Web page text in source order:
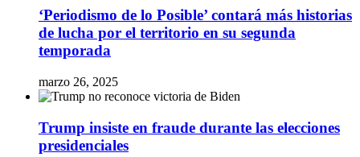
‘Periodismo de lo Posible’ contará más historias
de lucha por el territorio en su segunda
temporada
marzo 26, 2025
Trump insiste en fraude durante las elecciones
presidenciales